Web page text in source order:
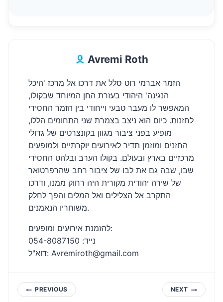
Avremi Roth
הזמר אברמי רוט סלל את דרכו אל מרכז 'היכל
הנגינה' היהודי בעזרת החן המיוחד שבקולו,
המאפשר לו מעבר טבעי וייחודי בין הזמר החסידי
לחזנות. כיום הוא ניצב בצמרת שני התחומים הללו,
מופיע בפני ציבור מגוון בקונצרטים של גדולי
החזנים ומוזמן תדיר לאירועים יוקרתיים ולמופעים
מרכזיים בארץ ובעולם. בקולו הערב ובלהט החסידי
שבו, שבה גם את לבו של ציבור רחב שהרפרטואר
של שירה יהודית מקורית היה רחוק ממנו, ודרכו
התקרב אל הצלילים ואל המלים והפך לחלק
משוחריו הנאמנים.
להזמנת אירועים ומופעים:
נייד: 054-8087150
דוא"ל: Avremiroth@gmail.com
PostPREVIOUS NEXT